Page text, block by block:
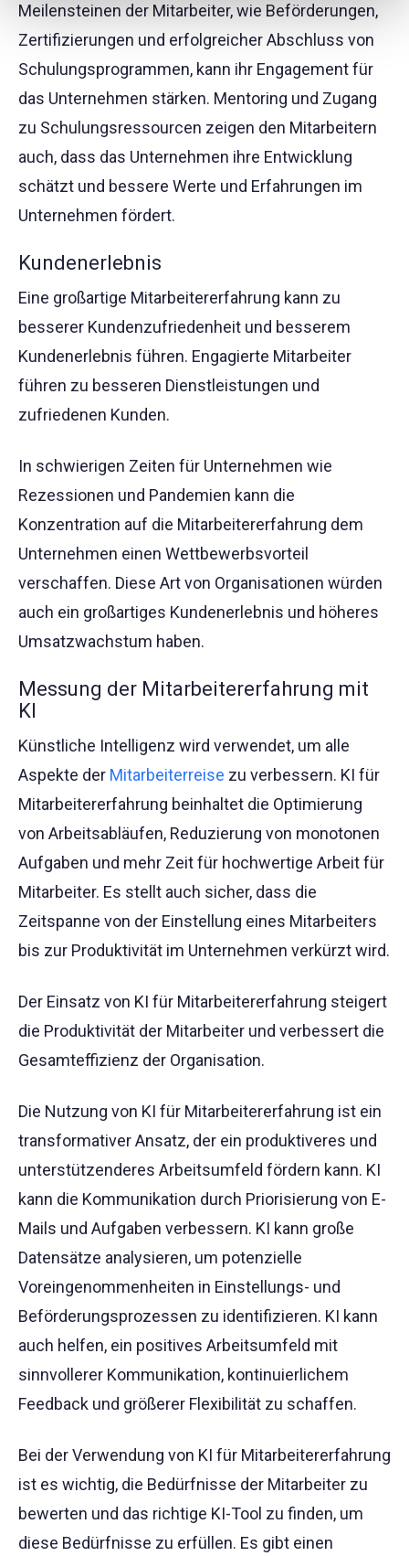
Meilensteinen der Mitarbeiter, wie Beförderungen,
Zertifizierungen und erfolgreicher Abschluss von
Schulungsprogrammen, kann ihr Engagement für
das Unternehmen stärken. Mentoring und Zugang
zu Schulungsressourcen zeigen den Mitarbeitern
auch, dass das Unternehmen ihre Entwicklung
schätzt und bessere Werte und Erfahrungen im
Unternehmen fördert.
Kundenerlebnis
Eine großartige Mitarbeitererfahrung kann zu
besserer Kundenzufriedenheit und besserem
Kundenerlebnis führen. Engagierte Mitarbeiter
führen zu besseren Dienstleistungen und
zufriedenen Kunden.
In schwierigen Zeiten für Unternehmen wie
Rezessionen und Pandemien kann die
Konzentration auf die Mitarbeitererfahrung dem
Unternehmen einen Wettbewerbsvorteil
verschaffen. Diese Art von Organisationen würden
auch ein großartiges Kundenerlebnis und höheres
Umsatzwachstum haben.
Messung der Mitarbeitererfahrung mit
KI
Künstliche Intelligenz wird verwendet, um alle
Aspekte der Mitarbeiterreise zu verbessern. KI für
Mitarbeitererfahrung beinhaltet die Optimierung
von Arbeitsabläufen, Reduzierung von monotonen
Aufgaben und mehr Zeit für hochwertige Arbeit für
Mitarbeiter. Es stellt auch sicher, dass die
Zeitspanne von der Einstellung eines Mitarbeiters
bis zur Produktivität im Unternehmen verkürzt wird.
Der Einsatz von KI für Mitarbeitererfahrung steigert
die Produktivität der Mitarbeiter und verbessert die
Gesamteffizienz der Organisation.
Die Nutzung von KI für Mitarbeitererfahrung ist ein
transformativer Ansatz, der ein produktiveres und
unterstützenderes Arbeitsumfeld fördern kann. KI
kann die Kommunikation durch Priorisierung von E-
Mails und Aufgaben verbessern. KI kann große
Datensätze analysieren, um potenzielle
Voreingenommenheiten in Einstellungs- und
Beförderungsprozessen zu identifizieren. KI kann
auch helfen, ein positives Arbeitsumfeld mit
sinnvollerer Kommunikation, kontinuierlichem
Feedback und größerer Flexibilität zu schaffen.
Bei der Verwendung von KI für Mitarbeitererfahrung
ist es wichtig, die Bedürfnisse der Mitarbeiter zu
bewerten und das richtige KI-Tool zu finden, um
diese Bedürfnisse zu erfüllen. Es gibt einen